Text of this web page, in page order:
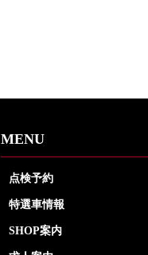
MENU
点検予約
特選車情報
SHOP案内